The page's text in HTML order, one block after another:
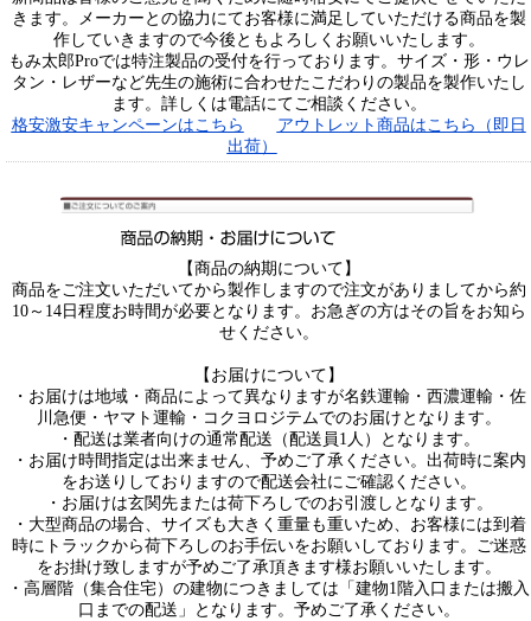
きます。メーカーとの協力にてお客様に満足していただける商品を製
作していきますので今後ともよろしくお願いいたします。
もみ太郎Proでは特注製品の受付を行っております。サイズ・形・ウレ
タン・レザーなど先生の施術に合わせたこだわりの製品を製作いたし
ます。詳しくは電話にてご相談ください。
格安激安キャンペーンはこちら
アウトレット商品はこちら（即日
出荷）
【商品の納期について】
商品をご注文いただいてから製作しますので注文がありましてから約
10～14日程度お時間が必要となります。お急ぎの方はその旨をお知ら
せください。
【お届けについて】
・お届けは地域・商品によって異なりますが名鉄運輸・西濃運輸・佐
川急便・ヤマト運輸・コクヨロジテムでのお届けとなります。
・配送は業者向けの通常配送（配送員1人）となります。
・お届け時間指定は出来ません、予めご了承ください。出荷時に案内
をお送りしておりますので配送会社にご確認ください。
・お届けは玄関先または荷下ろしでのお引渡しとなります。
・大型商品の場合、サイズも大きく重量も重いため、お客様には到着
時にトラックから荷下ろしのお手伝いをお願いしております。ご迷惑
をお掛け致しますが予めご了承頂きます様お願いいたします。
・高層階（集合住宅）の建物につきましては「建物1階入口または搬入
口までの配送」となります。予めご了承ください。